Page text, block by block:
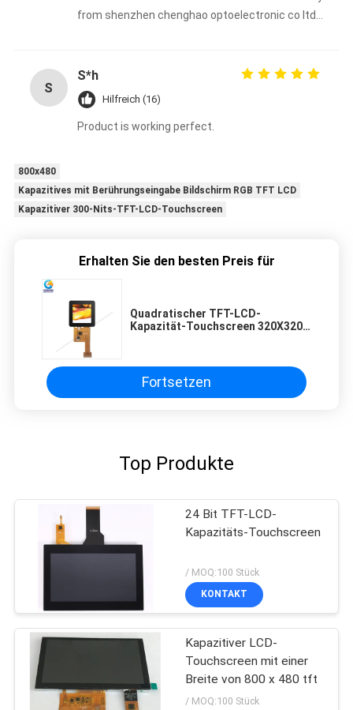
from shenzhen chenghao optoelectronic co ltd
S
S*h
Hilfreich (16)
Product is working perfect.
800x480
Kapazitives mit Berührungseingabe Bildschirm RGB TFT LCD
Kapazitiver 300-Nits-TFT-LCD-Touchscreen
Erhalten Sie den besten Preis für
Quadratischer TFT-LCD-
Kapazität-Touchscreen 320X320
Fortsetzen
Top Produkte
24 Bit TFT-LCD-
Kapazitäts-Touchscreen
/ MOQ:100 Stück
KONTAKT
Kapazitiver LCD-
Touchscreen mit einer
Breite von 800 x 480 tft
/ MOQ:100 Stück